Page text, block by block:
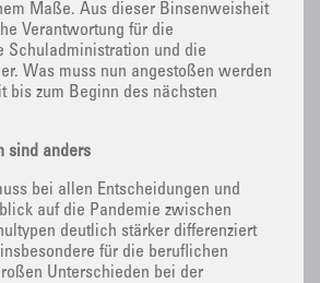
Maße. Aus dieser Binsenweisheit
Verantwortung für die
Schuladministration und die
Was muss nun angestoßen werden
bis zum Beginn des nächsten
sind anders
bei allen Entscheidungen und
auf die Pandemie zwischen
deutlich stärker differenziert
für die beruflichen
Unterschieden bei der